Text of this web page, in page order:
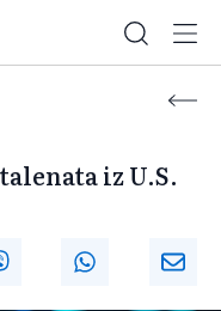
iz U.S.